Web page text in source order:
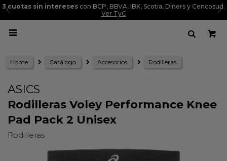
3 cuotas sin intereses con BCP, BBVA, IBK, Scotia, Diners y Cencosud.
Ver TyC

Home Catálogo Accesorios Rodilleras
ASICS
Rodilleras Voley Performance Knee
Pad Pack 2 Unisex
Rodilleras